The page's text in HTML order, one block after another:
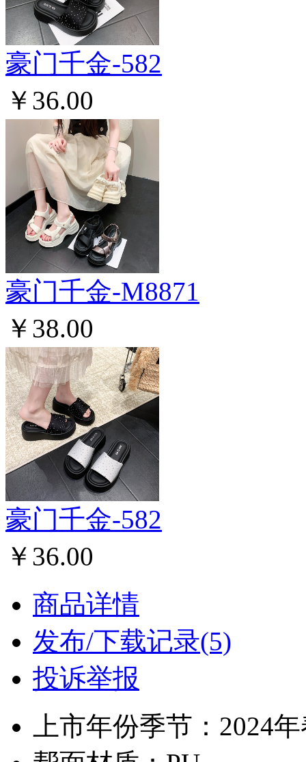
豪门千金-582
￥36.00
豪门千金-M8871
￥38.00
豪门千金-582
￥36.00
商品详情
发布/下载记录(5)
投诉举报
上市年份季节：2024